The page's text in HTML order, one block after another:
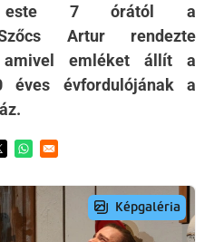
este 7 órától a
Szőcs Artur rendezte
amivel emléket állít a
éves évfordulójának a
in a new window
in a new window
Opens in a new window